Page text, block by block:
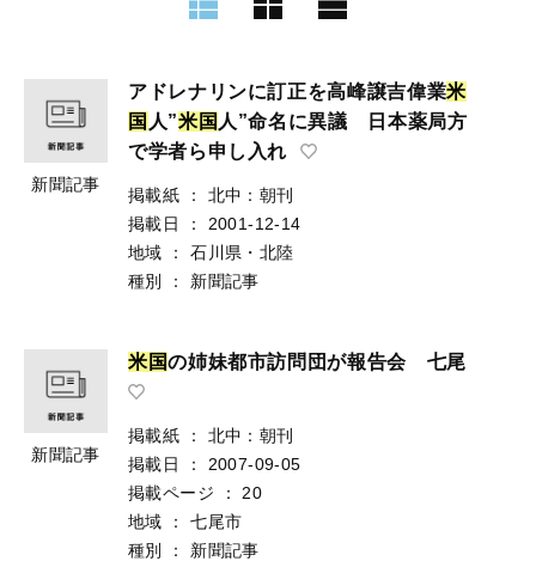
新聞記事
アドレナリンに訂正を高峰譲吉偉業米
国 人”米 国 人”命名に異議 日本薬局方
で学者ら申し入れ
掲載紙 ：
北中：朝刊
掲載日
：
2001-12-14
地域
：
石川県・北陸
種別
： 新聞記事
新聞記事
米 国の姉妹都市訪問団が報告会 七尾
掲載紙 ：
北中：朝刊
掲載日
：
2007-09-05
掲載ページ
：
20
地域
：
七尾市
種別
： 新聞記事